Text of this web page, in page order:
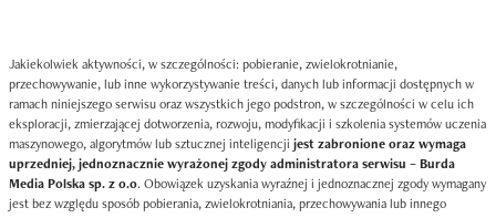
Jakiekolwiek aktywności, w szczególności: pobieranie, zwielokrotnianie,
przechowywanie, lub inne wykorzystywanie treści, danych lub informacji dostępnych w
ramach niniejszego serwisu oraz wszystkich jego podstron, w szczególności w celu ich
eksploracji, zmierzającej dotworzenia, rozwoju, modyfikacji i szkolenia systemów uczenia
maszynowego, algorytmów lub sztucznej inteligencji jest zabronione oraz wymaga
uprzedniej, jednoznacznie wyrażonej zgody administratora serwisu – Burda
Media Polska sp. z o.o. Obowiązek uzyskania wyraźnej i jednoznacznej zgody wymagany
jest bez względu sposób pobierania, zwielokrotniania, przechowywania lub innego